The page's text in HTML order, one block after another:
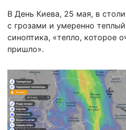
В День Киева, 25 мая, в
с грозами и умеренно
синоптика, «тепло, которое
пришло».